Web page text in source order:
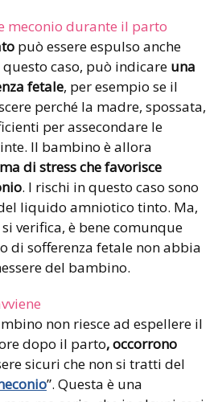
meconio durante il parto
può essere espulso anche
caso, può indicare una
fetale, per esempio se il
perché la madre, spossata,
per assecondare le
Il bambino è allora
di stress che favorisce
. I rischi in questo caso sono
liquido amniotico tinto. Ma,
verifica, è bene comunque
di sofferenza fetale non abbia
del bambino.
non riesce ad espellere il
dopo il parto, occorrono
sicuri che non si tratti del
”. Questa è una